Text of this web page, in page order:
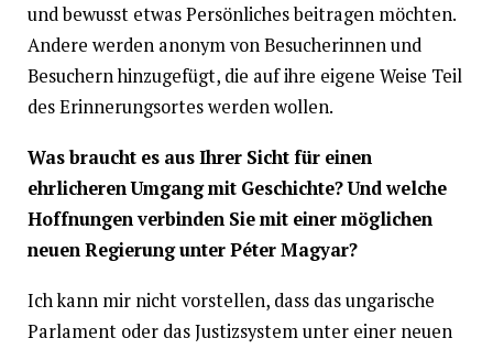
und bewusst etwas Persönliches beitragen möchten.
Andere werden anonym von Besucherinnen und
Besuchern hinzugefügt, die auf ihre eigene Weise Teil
des Erinnerungsortes werden wollen.
Was braucht es aus Ihrer Sicht für einen
ehrlicheren Umgang mit Geschichte? Und welche
Hoffnungen verbinden Sie mit einer möglichen
neuen Regierung unter Péter Magyar?
Ich kann mir nicht vorstellen, dass das ungarische
Parlament oder das Justizsystem unter einer neuen